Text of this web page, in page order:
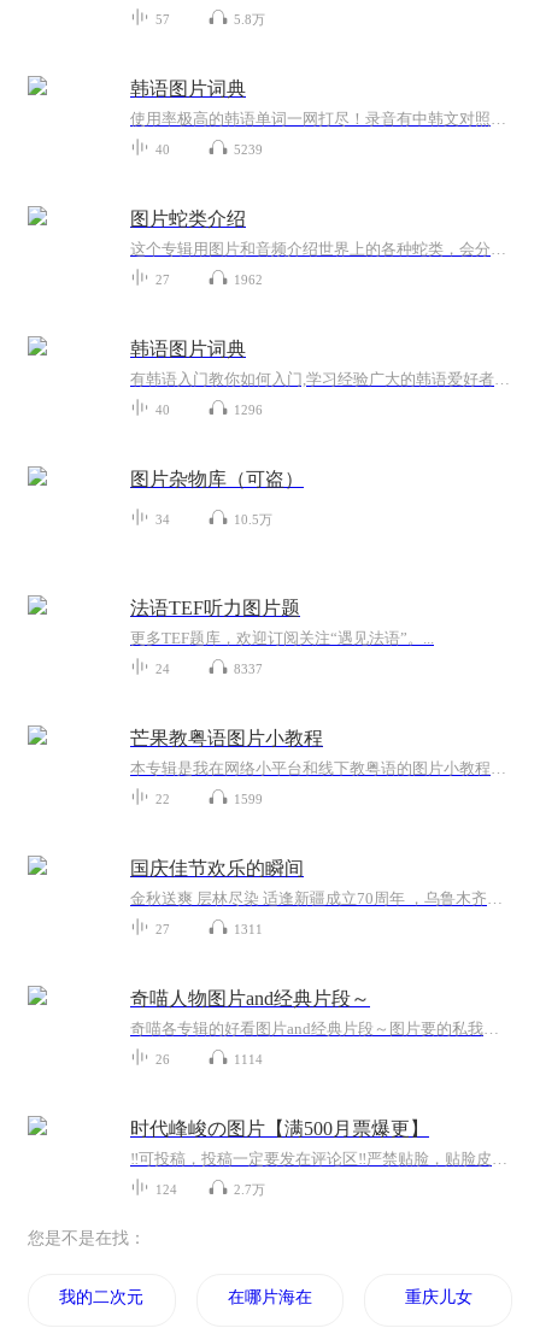
57 5.8万
韩语图片词典
使用率极高的韩语单词一网打尽！录音有中韩文对照，方便同学们在路上收听磨耳朵！更多韩语学习的内容，欢迎关注订阅“韩语助手FM” ：）
40 5239
图片蛇类介绍
这个专辑用图片和音频介绍世界上的各种蛇类，会分类别介绍，如有错误欢迎指正。
27 1962
韩语图片词典
有韩语入门教你如何入门,学习经验广大的韩语爱好者提供自己学习的心得体会;韩语词汇包含各类词汇满足你各个方面的需求;韩语阅读:韩国古今各种书籍、童话、谚语等的阅读;韩语...
40 1296
图片杂物库（可盗）
34 10.5万
法语TEF听力图片题
更多TEF题库，欢迎订阅关注“遇见法语”。...
24 8337
芒果教粤语图片小教程
本专辑是我在网络小平台和线下教粤语的图片小教程，做成图片是方便传播保存下来哦！这些教程涉及生活各方面，而且是基础加地道口语都有，非常实用，建议保存！
22 1599
国庆佳节欢乐的瞬间
金秋送爽 层林尽染 适逢新疆成立70周年 ，乌鲁木齐于2025年9月23日迎来党中央和习大大带领的慰问团。新疆各族群众欢欣鼓舞，热烈欢迎。
27 1311
奇喵人物图片and经典片段～
奇喵各专辑的好看图片and经典片段～图片要的私我哦～我发泥～（要关注+专辑好评噢）
26 1114
时代峰峻の图片【满500月票爆更】
‼️可投稿，投稿一定要发在评论区‼️严禁贴脸，贴脸皮下塌/BE多次贴脸永久拉黑会在评论区里发一些视频中的图片，想要视频里的图片看评论区已经下楼的只有投稿才会发，不投稿不发可单人，可CP（可跨代），可多人，可团体●TFBOYS王俊凯、王源、易烊千玺（...
124 2.7万
您是不是在找：
我的二次元女主为什么是这个画风
在哪片海在那片海 重庆儿女